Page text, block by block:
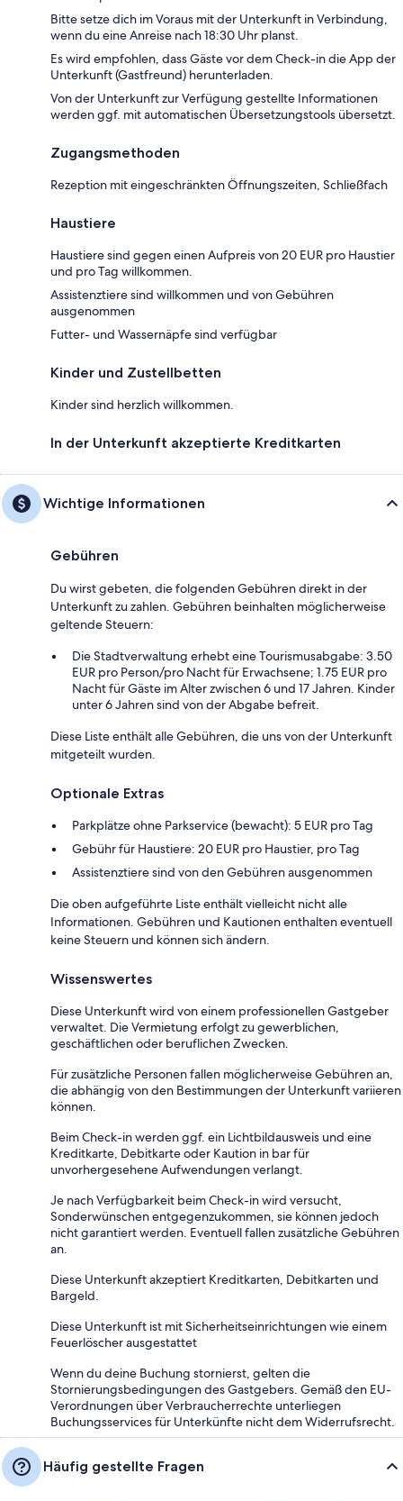
Bitte setze dich im Voraus mit der Unterkunft in Verbindung,
wenn du eine Anreise nach 18:30 Uhr planst.
Es wird empfohlen, dass Gäste vor dem Check-in die App der
Unterkunft (Gastfreund) herunterladen.
Von der Unterkunft zur Verfügung gestellte Informationen
werden ggf. mit automatischen Übersetzungstools übersetzt.
Zugangsmethoden
Rezeption mit eingeschränkten Öffnungszeiten, Schließfach
Haustiere
Haustiere sind gegen einen Aufpreis von 20 EUR pro Haustier
und pro Tag willkommen.
Assistenztiere sind willkommen und von Gebühren
ausgenommen
Futter- und Wassernäpfe sind verfügbar
Kinder und Zustellbetten
Kinder sind herzlich willkommen.
In der Unterkunft akzeptierte Kreditkarten
Wichtige Informationen
Gebühren
Du wirst gebeten, die folgenden Gebühren direkt in der
Unterkunft zu zahlen. Gebühren beinhalten möglicherweise
geltende Steuern:
Die Stadtverwaltung erhebt eine Tourismusabgabe: 3.50
EUR pro Person/pro Nacht für Erwachsene; 1.75 EUR pro
Nacht für Gäste im Alter zwischen 6 und 17 Jahren. Kinder
unter 6 Jahren sind von der Abgabe befreit.
Diese Liste enthält alle Gebühren, die uns von der Unterkunft
mitgeteilt wurden.
Optionale Extras
Parkplätze ohne Parkservice (bewacht): 5 EUR pro Tag
Gebühr für Haustiere: 20 EUR pro Haustier, pro Tag
Assistenztiere sind von den Gebühren ausgenommen
Die oben aufgeführte Liste enthält vielleicht nicht alle
Informationen. Gebühren und Kautionen enthalten eventuell
keine Steuern und können sich ändern.
Wissenswertes
Diese Unterkunft wird von einem professionellen Gastgeber
verwaltet. Die Vermietung erfolgt zu gewerblichen,
geschäftlichen oder beruflichen Zwecken.
Für zusätzliche Personen fallen möglicherweise Gebühren an,
die abhängig von den Bestimmungen der Unterkunft variieren
können.
Beim Check-in werden ggf. ein Lichtbildausweis und eine
Kreditkarte, Debitkarte oder Kaution in bar für
unvorhergesehene Aufwendungen verlangt.
Je nach Verfügbarkeit beim Check-in wird versucht,
Sonderwünschen entgegenzukommen, sie können jedoch
nicht garantiert werden. Eventuell fallen zusätzliche Gebühren
an.
Diese Unterkunft akzeptiert Kreditkarten, Debitkarten und
Bargeld.
Diese Unterkunft ist mit Sicherheitseinrichtungen wie einem
Feuerlöscher ausgestattet
Wenn du deine Buchung stornierst, gelten die
Stornierungsbedingungen des Gastgebers. Gemäß den EU-
Verordnungen über Verbraucherrechte unterliegen
Buchungsservices für Unterkünfte nicht dem Widerrufsrecht.
Häufig gestellte Fragen